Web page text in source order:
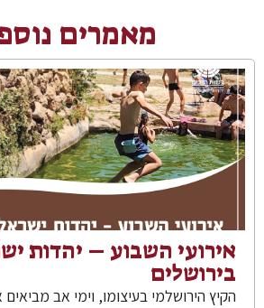
מאמרים
אירועי השבוע – יהדות
בירושלים
הקיץ הירושלמי בעיצומו, וימי אב